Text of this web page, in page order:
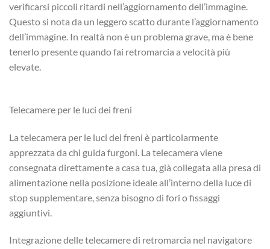
verificarsi piccoli ritardi nell’aggiornamento dell’immagine.
Questo si nota da un leggero scatto durante l’aggiornamento
dell’immagine. In realtà non è un problema grave, ma è bene
tenerlo presente quando fai retromarcia a velocità più
elevate.
Telecamere per le luci dei freni
La telecamera per le luci dei freni è particolarmente
apprezzata da chi guida furgoni. La telecamera viene
consegnata direttamente a casa tua, già collegata alla presa di
alimentazione nella posizione ideale all’interno della luce di
stop supplementare, senza bisogno di fori o fissaggi
aggiuntivi.
Integrazione delle telecamere di retromarcia nel navigatore